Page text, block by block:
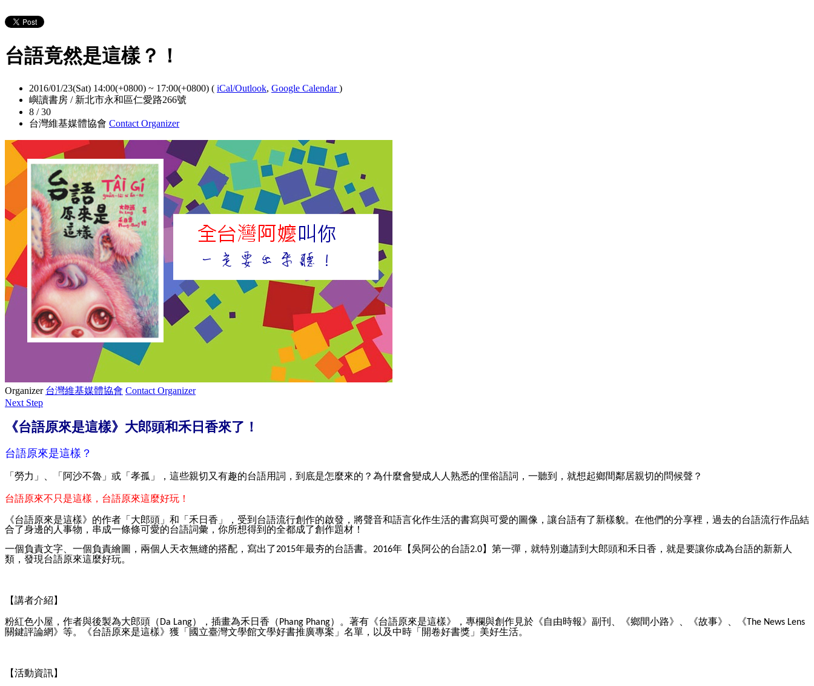
台語竟然是這樣？！
2016/01/23(Sat) 14:00(+0800) ~ 17:00(+0800) ( iCal/Outlook, Google Calendar)
嶼讀書房 / 新北市永和區仁愛路266號
8 / 30
台灣維基媒體協會 Contact Organizer
Organizer 台灣維基媒體協會 Contact Organizer
Next Step
《台語原來是這樣》大郎頭和禾日香來了！
台語原來是這樣？
「勞力」、「阿沙不魯」或「孝孤」，這些親切又有趣的台語用詞，到底是怎麼來的？為什麼會變成人人熟悉的俚俗語詞，一聽到，就想起鄉間鄰居親切的問候聲？
台語原來不只是這樣，台語原來這麼好玩！
《台語原來是這樣》的作者「大郎頭」和「禾日香」，受到台語流行創作的啟發，將聲音和語言化作生活的書寫與可愛的圖像，讓台語有了新樣貌。在他們的分享裡，過去的台語流行作品結
合了身邊的人事物，串成一條條可愛的台語詞彙，你所想得到的全都成了創作題材！
一個負責文字、一個負責繪圖，兩個人天衣無縫的搭配，寫出了2015年最夯的台語書。 2016年【吳阿公的台語2.0】第一彈，就特別邀請到大郎頭和禾日香，就是要讓你成為台語的新新人
類，發現台語原來這麼好玩。
【講者介紹】
粉紅色小屋，作者與後製為大郎頭（ Da Lang），插畫為禾日香（ Phang Phang）。著有《台語原來是這樣》，專欄與創作見於《自由時報》副刊、《鄉間小路》、《故事》、《The News Lens
關鍵評論網》等。《台語原來是這樣》獲「國立臺灣文學館文學好書推廣專案」名單，以及中時「開卷好書獎」美好生活。
【活動資訊】